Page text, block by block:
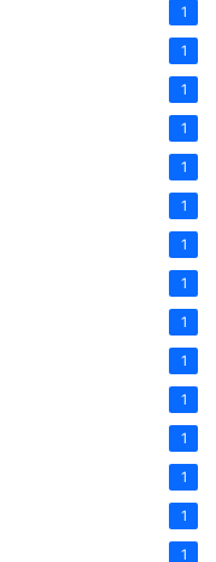
1
1
1
1
1
1
1
1
1
1
1
1
1
1
1